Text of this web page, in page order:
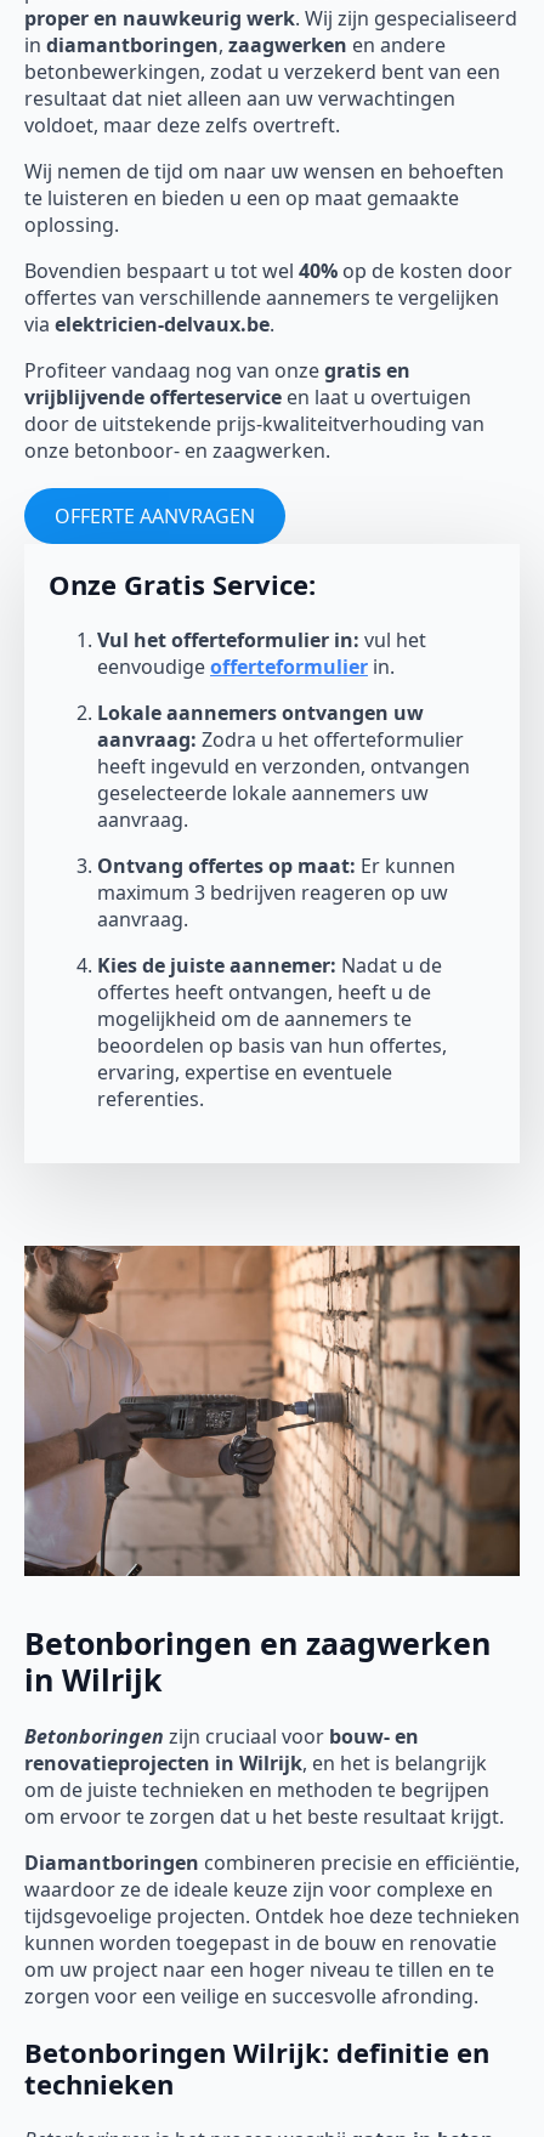
proper en nauwkeurig werk. Wij zijn gespecialiseerd
in diamantboringen, zaagwerken en andere
betonbewerkingen, zodat u verzekerd bent van een
resultaat dat niet alleen aan uw verwachtingen
voldoet, maar deze zelfs overtreft.
Wij nemen de tijd om naar uw wensen en behoeften
te luisteren en bieden u een op maat gemaakte
oplossing.
Bovendien bespaart u tot wel 40% op de kosten door
offertes van verschillende aannemers te vergelijken
via elektricien-delvaux.be.
Profiteer vandaag nog van onzegratis en
vrijblijvende offerteservice en laat u overtuigen
door de uitstekende prijs-kwaliteitverhouding van
onze betonboor- en zaagwerken.
OFFERTE AANVRAGEN
Onze Gratis Service:
Vul het offerteformulier in: vul het
eenvoudigeofferteformulier in.
Lokale aannemers ontvangen uw
aanvraag: Zodra u het offerteformulier
heeft ingevuld en verzonden, ontvangen
geselecteerde lokale aannemers uw
aanvraag.
Ontvang offertes op maat: Er kunnen
maximum 3 bedrijven reageren op uw
aanvraag.
Kies de juiste aannemer: Nadat u de
offertes heeft ontvangen, heeft u de
mogelijkheid om de aannemers te
beoordelen op basis van hun offertes,
ervaring, expertise en eventuele
referenties.
Betonboringen en zaagwerken
in Wilrijk
Betonboringen zijn cruciaal voor bouw- en
renovatieprojecten in Wilrijk, en het is belangrijk
om de juiste technieken en methoden te begrijpen
om ervoor te zorgen dat u het beste resultaat krijgt.
Diamantboringen combineren precisie en efficiëntie,
waardoor ze de ideale keuze zijn voor complexe en
tijdsgevoelige projecten. Ontdek hoe deze technieken
kunnen worden toegepast in de bouw en renovatie
om uw project naar een hoger niveau te tillen en te
zorgen voor een veilige en succesvolle afronding.
Betonboringen Wilrijk: definitie en
technieken